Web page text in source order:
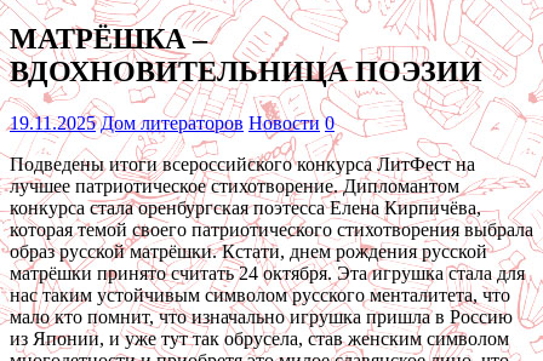
МАТРЁШКА –
ВДОХНОВИТЕЛЬНИЦА ПОЭЗИИ
19.11.2025 Дом литераторов Новости 0
Подведены итоги всероссийского конкурса ЛитФест на
лучшее патриотическое стихотворение. Дипломантом
конкурса стала оренбургская поэтесса Елена Кирпичёва,
которая темой своего патриотического стихотворения выбрала
образ русской матрёшки. Кстати, днем рождения русской
матрёшки принято считать 24 октября. Эта игрушка стала для
нас таким устойчивым символом русского менталитета, что
мало кто помнит, что изначально игрушка пришла в Россию
из Японии, и уже тут так обрусела, став женским символом